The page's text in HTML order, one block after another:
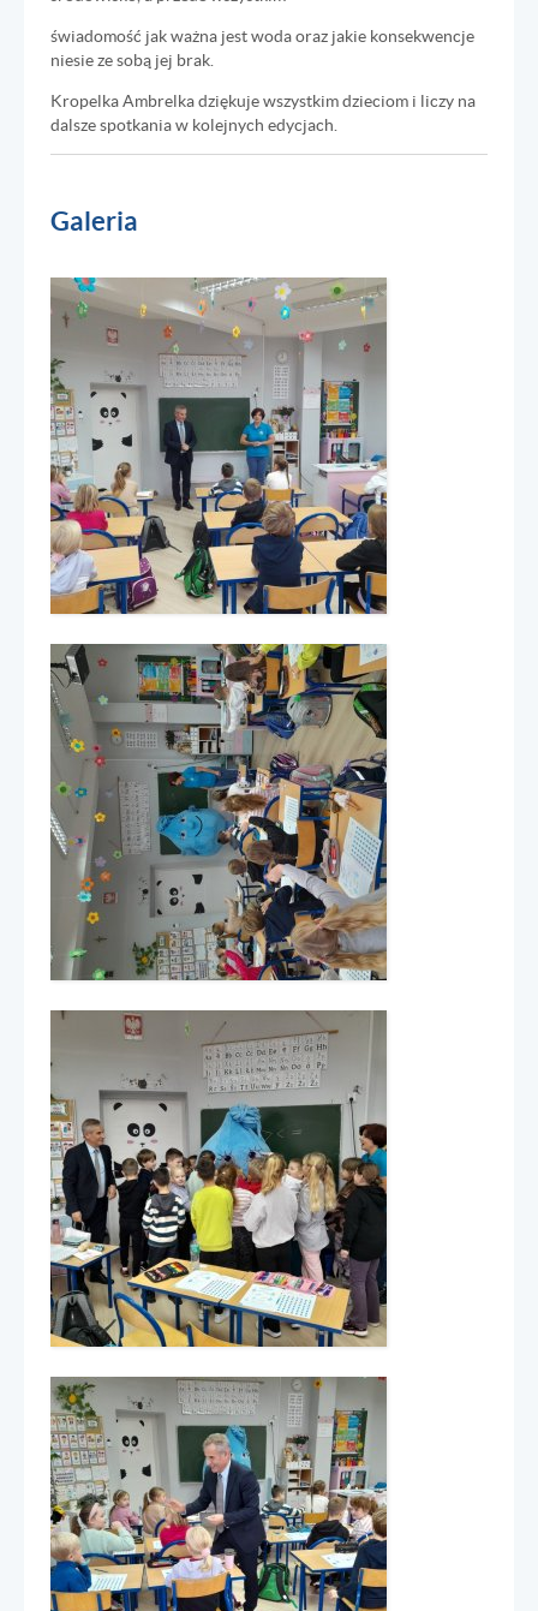
świadomość jak ważna jest woda oraz jakie konsekwencje
niesie ze sobą jej brak.
Kropelka Ambrelka dziękuje wszystkim dzieciom i liczy na
dalsze spotkania w kolejnych edycjach.
Galeria